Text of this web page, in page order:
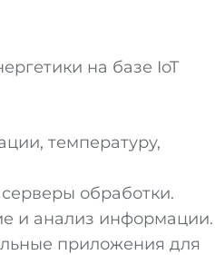
на базе IoT
температуру,
обработки.
и анализ информации.
приложения для